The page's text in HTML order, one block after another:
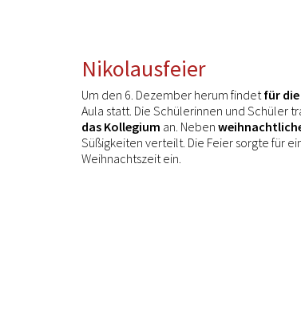
Nikolausfeier
Um den 6. Dezember herum findet für die
Aula statt. Die Schülerinnen und Schüler
das Kollegium an. Neben
Süßigkeiten verteilt. Die Feier sorgte für
Weihnachtszeit ein.